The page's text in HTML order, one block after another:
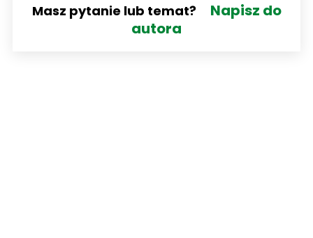
Masz pytanie lub temat?
Napisz do
autora